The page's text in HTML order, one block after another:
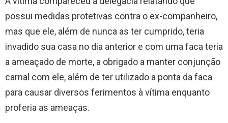
possui medidas protetivas contra o ex-companheiro,
mas que ele, além de nunca as ter cumprido, teria
invadido sua casa no dia anterior e com uma faca teria
a ameaçado de morte, a obrigado a manter conjunção
carnal com ele, além de ter utilizado a ponta da faca
para causar diversos ferimentos à vítima enquanto
proferia as ameaças.